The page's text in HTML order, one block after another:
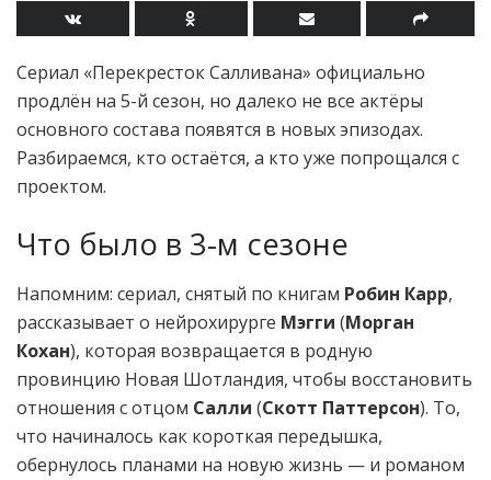
Сериал «Перекресток Салливана» официально
продлён на 5-й сезон, но далеко не все актёры
основного состава появятся в новых эпизодах.
Разбираемся, кто остаётся, а кто уже попрощался с
проектом.
Что было в 3-м сезоне
Напомним: сериал, снятый по книгам Робин Карр,
рассказывает о нейрохирурге Мэгги (Морган
Кохан), которая возвращается в родную
провинцию Новая Шотландия, чтобы восстановить
отношения с отцом Салли (Скотт Паттерсон). То,
что начиналось как короткая передышка,
обернулось планами на новую жизнь — и романом